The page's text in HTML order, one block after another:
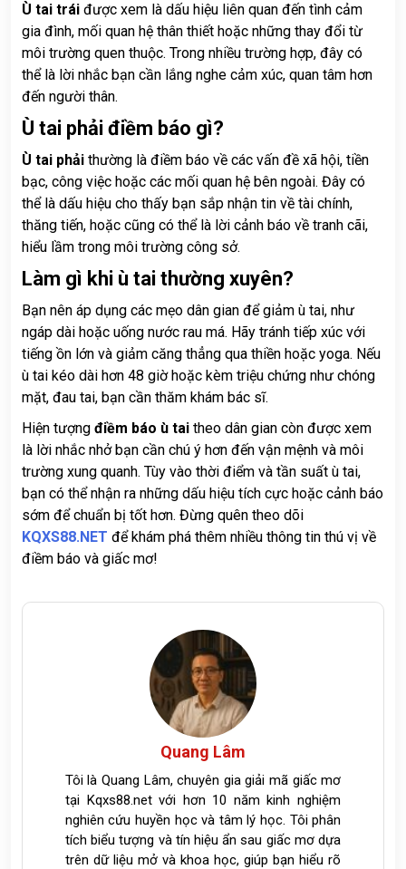
Ù tai trái được xem là dấu hiệu liên quan đến tình cảm
gia đình, mối quan hệ thân thiết hoặc những thay đổi từ
môi trường quen thuộc. Trong nhiều trường hợp, đây có
thể là lời nhắc bạn cần lắng nghe cảm xúc, quan tâm hơn
đến người thân.
Ù tai phải điềm báo gì?
Ù tai phải thường là điềm báo về các vấn đề xã hội, tiền
bạc, công việc hoặc các mối quan hệ bên ngoài. Đây có
thể là dấu hiệu cho thấy bạn sắp nhận tin về tài chính,
thăng tiến, hoặc cũng có thể là lời cảnh báo về tranh cãi,
hiểu lầm trong môi trường công sở.
Làm gì khi ù tai thường xuyên?
Bạn nên áp dụng các mẹo dân gian để giảm ù tai, như
ngáp dài hoặc uống nước rau má. Hãy tránh tiếp xúc với
tiếng ồn lớn và giảm căng thẳng qua thiền hoặc yoga. Nếu
ù tai kéo dài hơn 48 giờ hoặc kèm triệu chứng như chóng
mặt, đau tai, bạn cần thăm khám bác sĩ.
Hiện tượng điềm báo ù tai theo dân gian còn được xem
là lời nhắc nhở bạn cần chú ý hơn đến vận mệnh và môi
trường xung quanh. Tùy vào thời điểm và tần suất ù tai,
bạn có thể nhận ra những dấu hiệu tích cực hoặc cảnh báo
sớm để chuẩn bị tốt hơn. Đừng quên theo dõi
KQXS88.NET để khám phá thêm nhiều thông tin thú vị về
điềm báo và giấc mơ!
Quang Lâm
Tôi là Quang Lâm, chuyên gia giải mã giấc mơ
tại Kqxs88.net với hơn 10 năm kinh nghiệm
nghiên cứu huyền học và tâm lý học. Tôi phân
tích biểu tượng và tín hiệu ẩn sau giấc mơ dựa
trên dữ liệu mở và khoa học, giúp bạn hiểu rõ